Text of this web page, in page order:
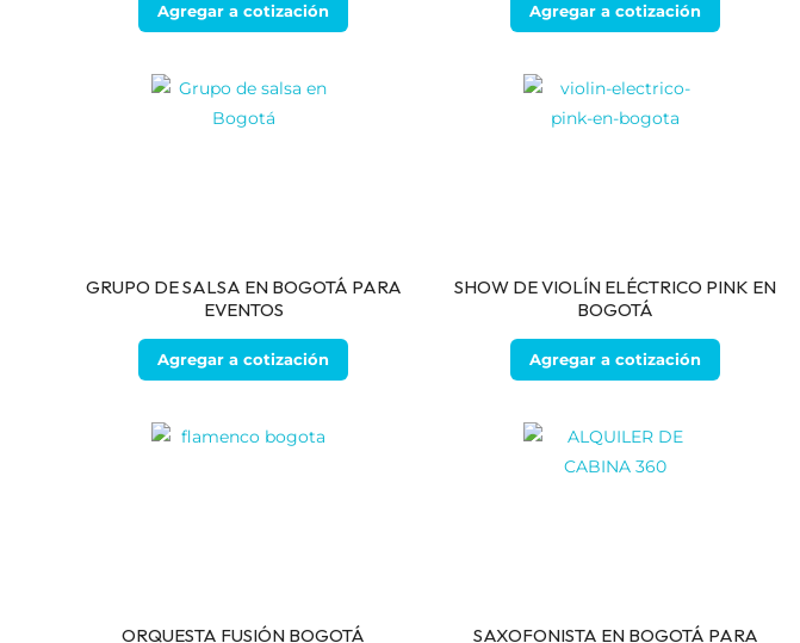
Agregar a cotización Agregar a cotización
GRUPO DE SALSA EN BOGOTÁ PARA
EVENTOS
Agregar a cotización
SHOW DE VIOLÍN ELÉCTRICO PINK EN
BOGOTÁ
Agregar a cotización
ORQUESTA FUSIÓN BOGOTÁ SAXOFONISTA EN BOGOTÁ PARA